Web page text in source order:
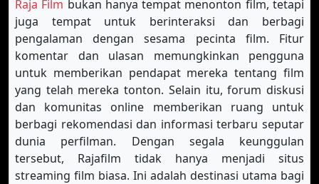
Raja Film bukan hanya tempat menonton film, tetapi
juga tempat untuk berinteraksi dan berbagi
pengalaman dengan sesama pecinta film. Fitur
komentar dan ulasan memungkinkan pengguna
untuk memberikan pendapat mereka tentang film
yang telah mereka tonton. Selain itu, forum diskusi
dan komunitas online memberikan ruang untuk
berbagi rekomendasi dan informasi terbaru seputar
dunia perfilman. Dengan segala keunggulan
tersebut, Rajafilm tidak hanya menjadi situs
streaming film biasa. Ini adalah destinasi utama bagi